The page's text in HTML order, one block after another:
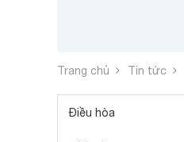
Trang chủ Tin tức
Điều hòa